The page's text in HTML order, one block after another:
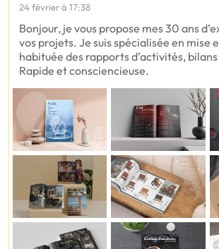
24 février à 17:38
Bonjour, je vous propose mes 30 ans
vos projets. Je suis spécialisée en mise
habituée des rapports d’activités,
Rapide et consciencieuse.